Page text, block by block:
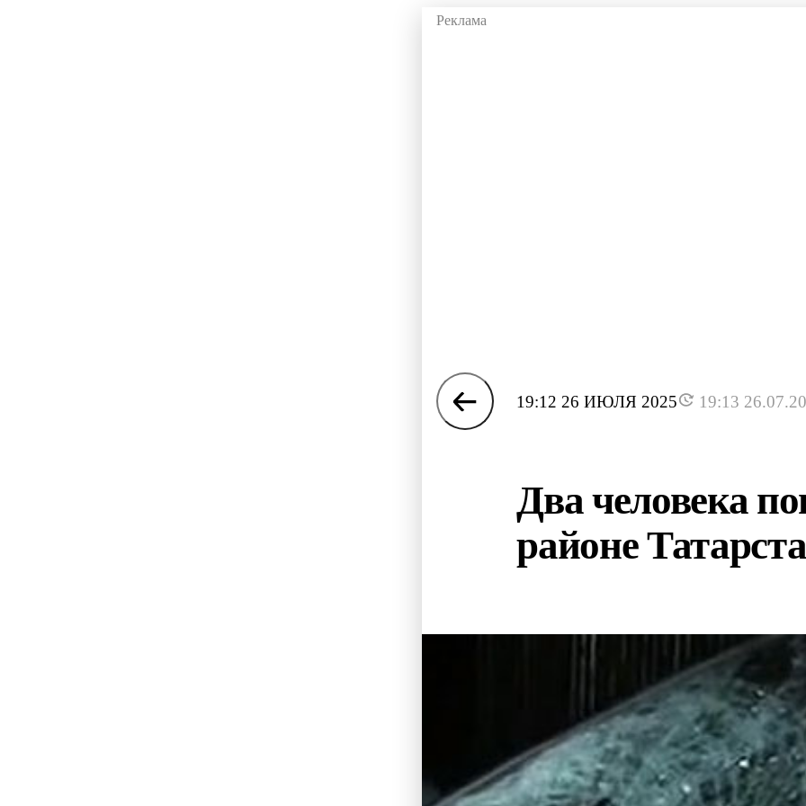
19:12 26 ИЮЛЯ 2025 19:13
Два человека
районе